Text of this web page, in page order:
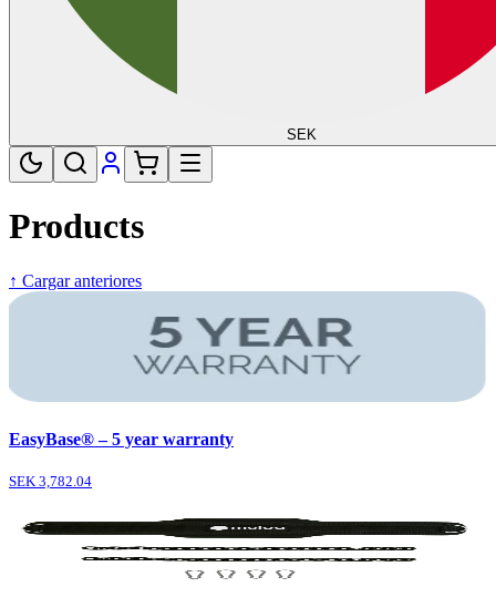
SEK
Products
↑ Cargar anteriores
EasyBase® – 5 year warranty
SEK 3,782.04